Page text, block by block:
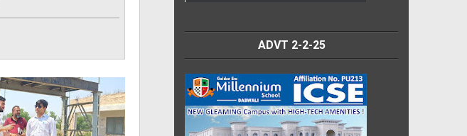
ADVT 2-2-25